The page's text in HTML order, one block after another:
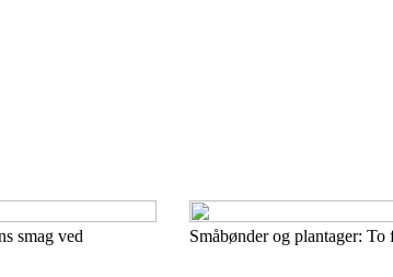
smag ved
Småbønder og plantager: